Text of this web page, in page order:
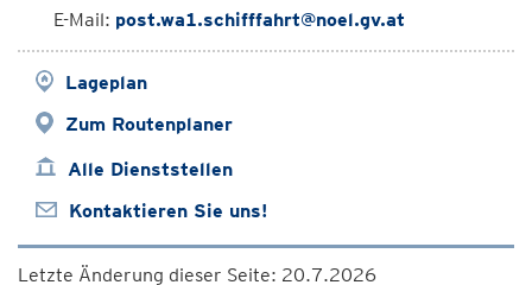
E-Mail: post.wa1.schifffahrt@noel.gv.at
Lageplan
Zum Routenplaner
Alle Dienststellen
Kontaktieren Sie uns!
Letzte Änderung dieser Seite: 20.7.2026